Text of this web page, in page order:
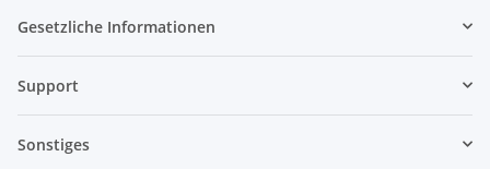
Gesetzliche Informationen
Support
Sonstiges